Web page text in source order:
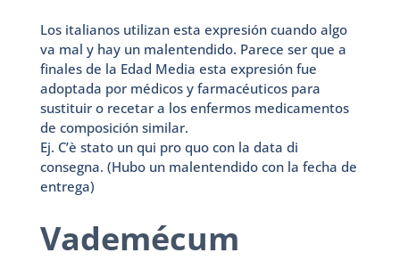
Los italianos utilizan esta expresión cuando algo
va mal y hay un malentendido. Parece ser que a
finales de la Edad Media esta expresión fue
adoptada por médicos y farmacéuticos para
sustituir o recetar a los enfermos medicamentos
de composición similar.
Ej. C’è stato un qui pro quo con la data di
consegna. (Hubo un malentendido con la fecha de
entrega)
Vademécum